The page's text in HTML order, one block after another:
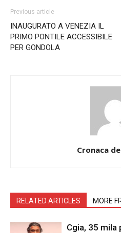
Previous article
INAUGURATO A VENEZIA IL
PRIMO PONTILE ACCESSIBILE
PER GONDOLA
Cronaca
RELATED ARTICLES MORE
Cgia, 35 mila